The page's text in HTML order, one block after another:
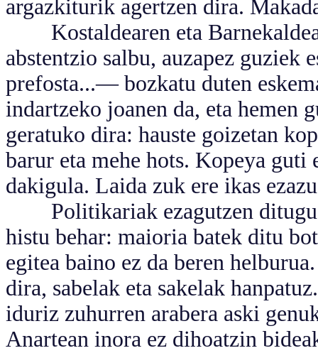
argazkiturik agertzen dira.
Kostaldearen eta
abstentzio salbu, auzapez
prefosta...— bozkatu duten
indartzeko joanen da, eta hemen
geratuko dira: hauste goizetan
barur eta mehe hots. Kopeya
dakigula. Laida zuk ere ikas
Politikariak ezagutzen ditugu.
histu behar: maioria batek ditu
egitea baino ez da beren
dira, sabelak eta sakelak
iduriz zuhurren arabera aski
Anartean inora ez dihoatzin